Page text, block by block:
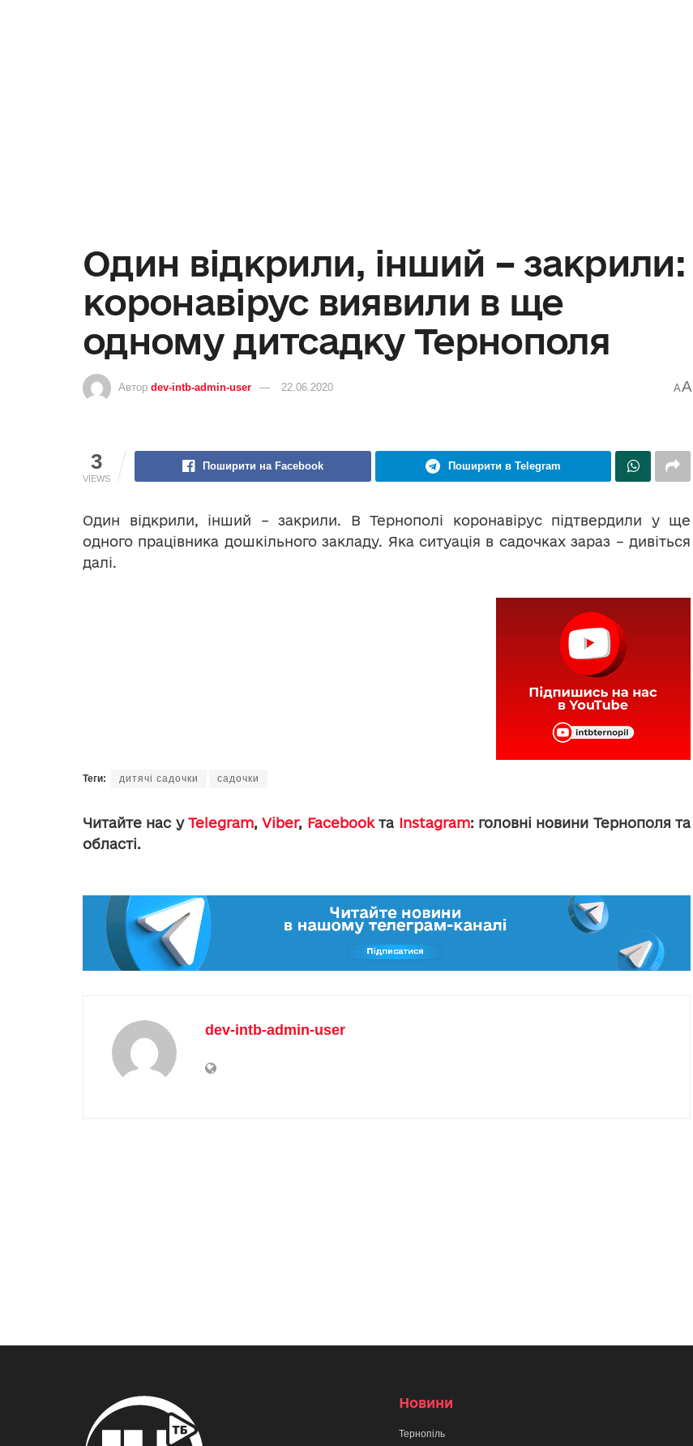
Один відкрили, інший – закрили:
коронавірус виявили в ще
одному дитсадку Тернополя
Автор dev-intb-admin-user 22.06.2020 AA
3
VIEWS
Поширити на Facebook Поширити в Telegram
Один відкрили, інший – закрили. В Тернополі коронавірус підтвердили у ще
одного працівника дошкільного закладу. Яка ситуація в садочках зараз – дивіться
далі.
Теги: дитячі садочки садочки
Читайте нас уTelegram,Viber, Facebookта Instagram: головні новини Тернополя та
області.
dev-intb-admin-user
Новини
Тернопіль